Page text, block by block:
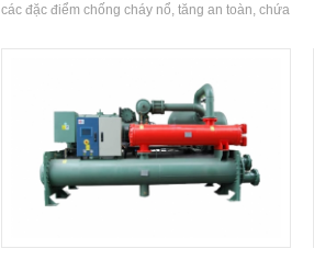
các đặc điểm chống cháy nổ, tăng an toàn, chứa
v.v., phù hợp vớimôi trường không gian trong